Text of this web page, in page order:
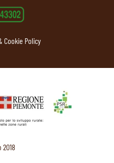
Cookie Policy
2018